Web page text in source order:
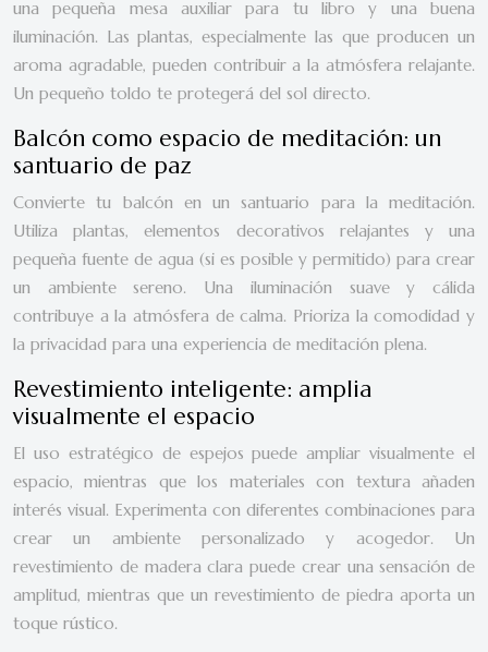
una pequeña mesa auxiliar para tu libro y una buena
iluminación. Las plantas, especialmente las que producen un
aroma agradable, pueden contribuir a la atmósfera relajante.
Un pequeño toldo te protegerá del sol directo.
Balcón como espacio de meditación: un
santuario de paz
Convierte tu balcón en un santuario para la meditación.
Utiliza plantas, elementos decorativos relajantes y una
pequeña fuente de agua (si es posible y permitido) para crear
un ambiente sereno. Una iluminación suave y cálida
contribuye a la atmósfera de calma. Prioriza la comodidad y
la privacidad para una experiencia de meditación plena.
Revestimiento inteligente: amplia
visualmente el espacio
El uso estratégico de espejos puede ampliar visualmente el
espacio, mientras que los materiales con textura añaden
interés visual. Experimenta con diferentes combinaciones para
crear un ambiente personalizado y acogedor. Un
revestimiento de madera clara puede crear una sensación de
amplitud, mientras que un revestimiento de piedra aporta un
toque rústico.